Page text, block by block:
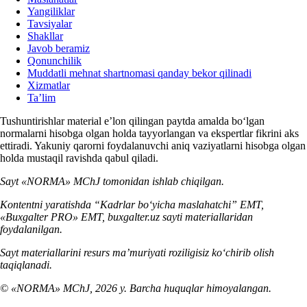
Yangiliklar
Tavsiyalar
Shakllar
Javob beramiz
Qonunchilik
Muddatli mehnat shartnomasi qanday bekor qilinadi
Xizmatlar
Ta’lim
Tushuntirishlar material e’lon qilingan paytda amalda boʻlgan
normalarni hisobga olgan holda tayyorlangan va ekspertlar fikrini aks
ettiradi. Yakuniy qarorni foydalanuvchi aniq vaziyatlarni hisobga olgan
holda mustaqil ravishda qabul qiladi.
Sayt «NORMA» MChJ tomonidan ishlab chiqilgan.
Kontentni yaratishda “Kadrlar boʻyicha maslahatchi” EMT,
«Buxgalter PRO» EMT, buxgalter.uz sayti materiallaridan
foydalanilgan.
Sayt materiallarini resurs ma’muriyati roziligisiz koʻchirib olish
taqiqlanadi.
© «NORMA» MChJ, 2026 y. Barcha huquqlar himoyalangan.